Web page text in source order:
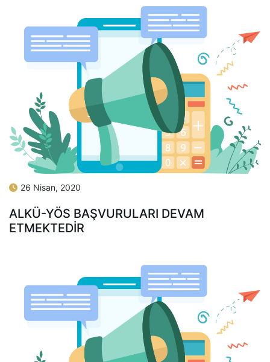
26 Nisan, 2020
ALKÜ-YÖS BAŞVURULARI DEVAM
ETMEKTEDIR